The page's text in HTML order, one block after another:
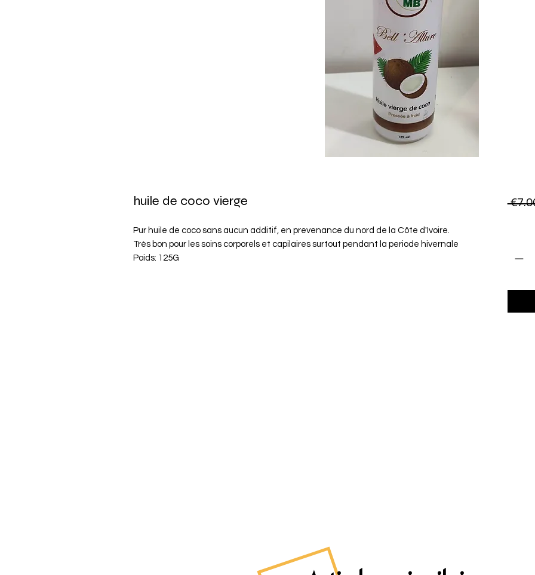
huile de coco vierge
Pur huile de coco sans aucun additif, en prevenance du nord de la Côte d'Ivoire.
Très bon pour les soins corporels et capilaires surtout pendant la periode hivernale